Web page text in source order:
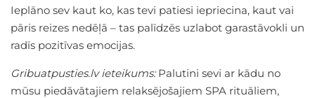
Ieplāno sev kaut ko, kas tevi patiesi iepriecina, kaut vai
pāris reizes nedēļā – tas palīdzēs uzlabot garastāvokli un
radīs pozitīvas emocijas.
Gribuatpusties.lv ieteikums:Palutini sevi ar kādu no
mūsu piedāvātajiem relaksējošajiem SPA rituāliem,